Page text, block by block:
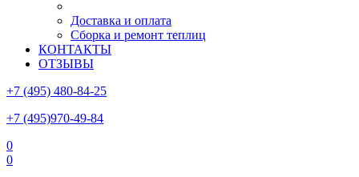
Доставка и оплата
Сборка и ремонт теплиц
КОНТАКТЫ
ОТЗЫВЫ
+7 (495) 480-84-25
+7 (495)970-49-84
0
0